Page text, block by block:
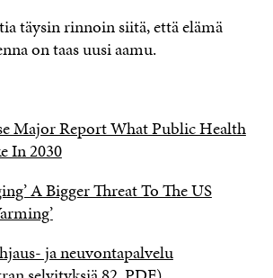
täysin rinnoin siitä, että elämä
on taas uusi aamu.
Major Report What Public Health
In 2030
A Bigger Threat To The US
ja neuvontapalvelu